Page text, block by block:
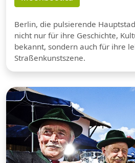
Berlin, die pulsierende
nicht nur für ihre Geschichte,
bekannt, sondern auch für ihre
Straßenkunstszene.